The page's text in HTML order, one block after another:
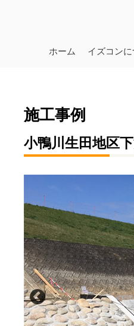
ホーム イズコンに
施工事例
小鴨川生田地区